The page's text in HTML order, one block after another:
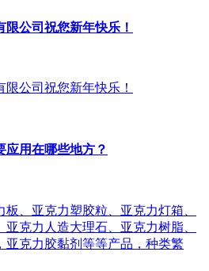
公司祝您新年快乐！
公司祝您新年快乐！
应用在哪些地方？
、亚克力塑胶粒、亚克力灯箱、
克力人造大理石、亚克力树脂、
亚克力胶黏剂等等产品，种类繁